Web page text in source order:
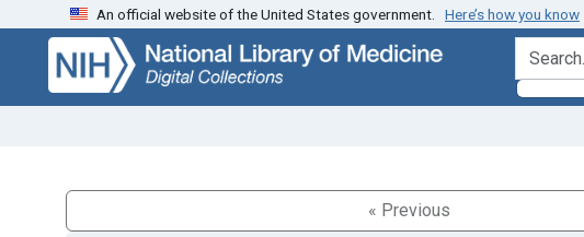
Skip
search
Skip to
main
content
An official website of the United States government. Here’s how you know
search for
« Previous